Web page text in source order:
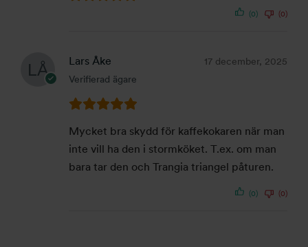
(0) (0)
Lars Åke
Verifierad ägare
17 december, 2025
Mycket bra skydd för kaffekokaren när man
inte vill ha den i stormköket. T.ex. om man
bara tar den och Trangia triangel påturen.
(0) (0)